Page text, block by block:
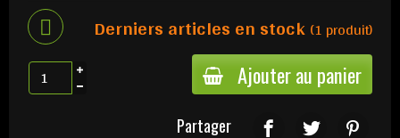
Derniers articles en stock (1 produit)
Ajouter au panier
Partager